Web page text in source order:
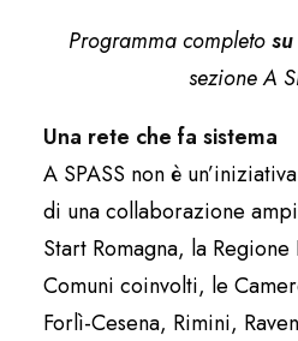
Programma completo
sezione A
Una rete che fa sistema
A SPASS non è
di una collaborazione
Start Romagna, la
Comuni coinvolti, le
Forlì-Cesena, Rimini,